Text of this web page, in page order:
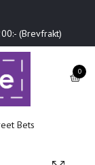
(Brevfrakt)
0
Bets